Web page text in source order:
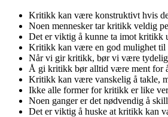
Kritikk kan være konstruktivt hvis
Noen mennesker tar kritikk veldig
Det er viktig å kunne ta imot kritikk
Kritikk kan være en god mulighet til
Når vi gir kritikk, bør vi være
Å gi kritikk bør alltid være ment for
Kritikk kan være vanskelig å takle,
Ikke alle former for kritikk er like
Noen ganger er det nødvendig å
Det er viktig å huske at kritikk kan